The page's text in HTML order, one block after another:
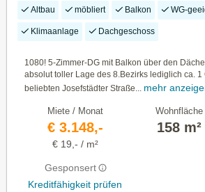
Altbau möbliert Balkon WG-
Klimaanlage Dachgeschoss
1080! 5-Zimmer-DG mit Balkon über den
absolut toller Lage des 8.Bezirks lediglich ca. 1
beliebten Josefstädter Straße... mehr
Miete / Monat
€ 3.148,-
€ 19,- / m²
Gesponsert
Kreditfähigkeit prüfen
Wohnfläche
158 m²